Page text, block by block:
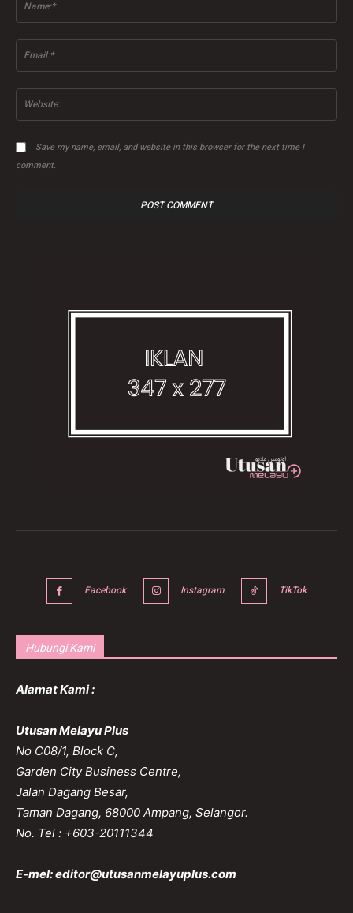
Save my name, email, and website in this browser for the next time I
comment.
Facebook Instagram TikTok
Hubungi Kami
Alamat Kami :
Utusan Melayu Plus
No C08/1, Block C,
Garden City Business Centre,
Jalan Dagang Besar,
Taman Dagang, 68000 Ampang, Selangor.
No. Tel : +603-20111344
E-mel:editor@utusanmelayuplus.com